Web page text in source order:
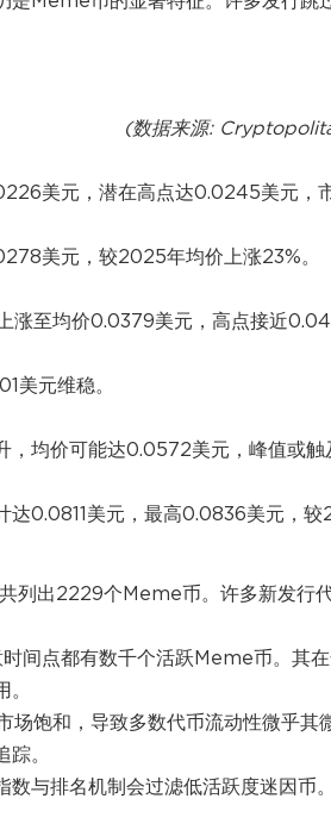
(数据来源:
美元，潜在高点达0.0245美元，
美元，较2025年均价上涨23%。
涨至均价0.0379美元，高点接近
美元维稳。
， 均价可能达0.0572美元，峰值或触
达0.0811美元，最高0.0836美元，较
出2229个Meme币。许多新发行
间点都有数千个活跃Meme币。其
。
场饱和，导致多数代币流动性微乎其
。
与排名机制会过滤低活跃度迷因币。